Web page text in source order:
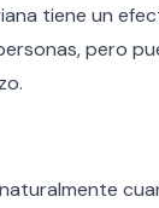
tiene un
pero